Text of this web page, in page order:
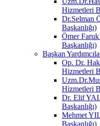
Hizmetleri
Dr.Selman
Başkanlığı)
Ömer
Başkanlığı)
Başkan
Op. Dr.
Hizmetleri
Hizmetleri
Dr. Elif
Başkanlığı)
Mehmet
Başkanlığı)